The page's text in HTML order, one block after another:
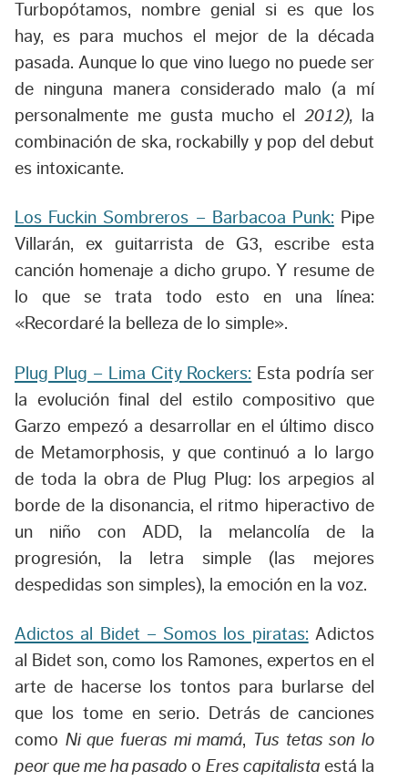
Turbopótamos, nombre genial si es que los
hay, es para muchos el mejor de la década
pasada. Aunque lo que vino luego no puede ser
de ninguna manera considerado malo (a mí
personalmente me gusta mucho el2012),
la
combinación de ska, rockabilly y pop del debut
es intoxicante.
Los Fuckin Sombreros – Barbacoa Punk: Pipe
Villarán, ex guitarrista de G3, escribe esta
canción homenaje a dicho grupo. Y resume de
lo que se trata todo esto en una línea:
«Recordaré la belleza de lo simple».
Plug Plug – Lima City Rockers: Esta podría ser
la evolución final del estilo compositivo que
Garzo empezó a desarrollar en el último disco
de Metamorphosis, y que continuó a lo largo
de toda la obra de Plug Plug: los arpegios al
borde de la disonancia, el ritmo hiperactivo de
un niño con ADD, la melancolía de la
progresión, la letra simple (las mejores
despedidas son simples), la emoción en la voz.
Adictos al Bidet – Somos los piratas: Adictos
al Bidet son, como los Ramones, expertos en el
arte de hacerse los tontos para burlarse del
que los tome en serio. Detrás de canciones
como Ni que fueras mi mamá, Tus tetas son lo
peor que me ha pasado o Eres capitalistaestá la